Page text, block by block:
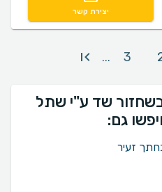
יצירת קשר
3
...
שד ע"י שתל
גם:
זעיר